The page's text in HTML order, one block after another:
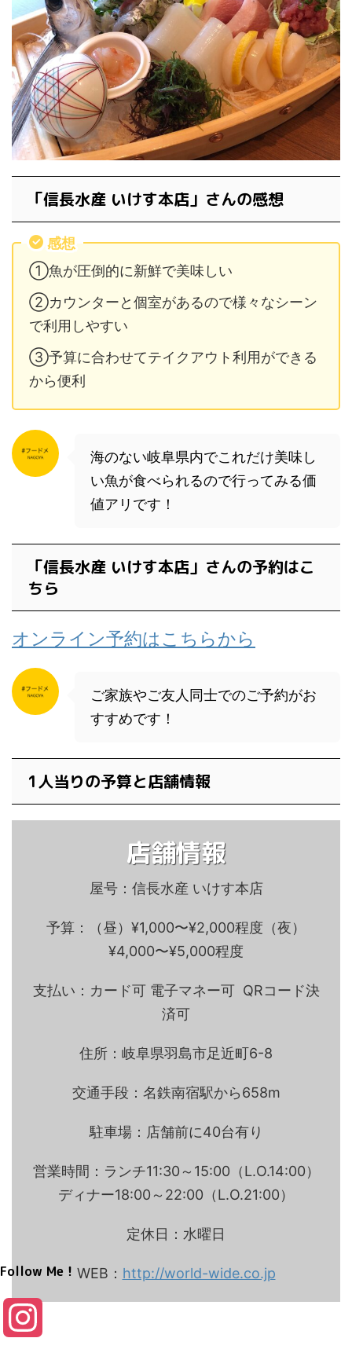
「信長水産 いけす本店」さんの感想
感想
①魚が圧倒的に新鮮で美味しい
②カウンターと個室があるので様々なシーン
で利用しやすい
③予算に合わせてテイクアウト利用ができる
から便利
海のない岐阜県内でこれだけ美味し
い魚が食べられるので行ってみる価
値アリです！
「信長水産 いけす本店」さんの予約はこ
ちら
オンライン予約はこちらから
ご家族やご友人同士でのご予約がお
すすめです！
1人当りの予算と店舗情報
店舗情報
屋号：信長水産 いけす本店
予算：（昼）¥1,000〜¥2,000程度（夜）
¥4,000〜¥5,000程度
支払い：カード可 電子マネー可 QRコード決
済可
住所：岐阜県羽島市足近町6-8
交通手段：名鉄南宿駅から658m
駐車場：店舗前に40台有り
営業時間：ランチ11:30～15:00（L.O.14:00）
ディナー18:00～22:00（L.O.21:00）
定休日：水曜日
WEB： http://world-wide.co.jp
Follow Me！